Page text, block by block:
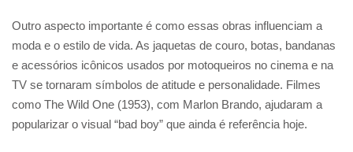
Outro aspecto importante é como essas obras influenciam a
moda e o estilo de vida. As jaquetas de couro, botas, bandanas
e acessórios icônicos usados por motoqueiros no cinema e na
TV se tornaram símbolos de atitude e personalidade. Filmes
como The Wild One (1953), com Marlon Brando, ajudaram a
popularizar o visual “bad boy” que ainda é referência hoje.